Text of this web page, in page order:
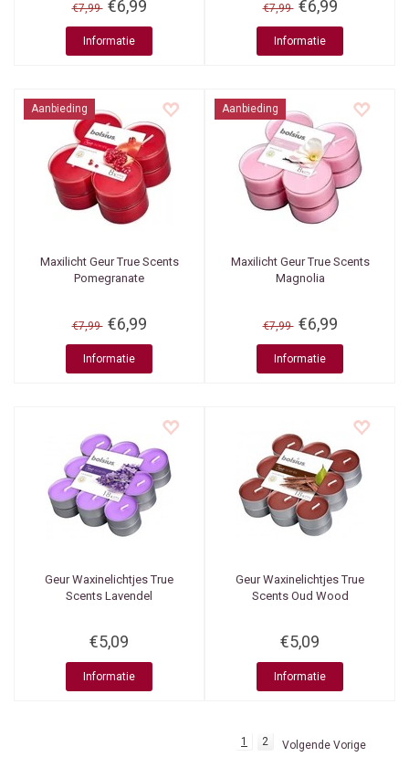
€7,99 €6,99
Informatie
€7,99 €6,99
Informatie
Aanbieding
Maxilicht Geur True Scents
Pomegranate
€7,99 €6,99
Informatie
Aanbieding
Maxilicht Geur True Scents
Magnolia
€7,99 €6,99
Informatie
Geur Waxinelichtjes True
Scents Lavendel
€5,09
Informatie
Geur Waxinelichtjes True
Scents Oud Wood
€5,09
Informatie
1 2 Volgende Vorige